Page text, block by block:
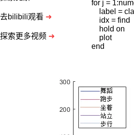
去bilibili观看 ➜
探索更多视频 ➜
for j =
label =
idx = find
hold on
plot
end